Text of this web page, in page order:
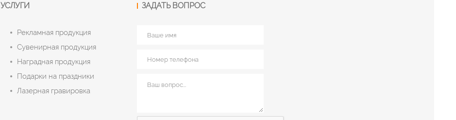
УСЛУГИ
Рекламная продукция
Сувенирная продукция
Наградная продукция
Подарки на праздники
Лазерная гравировка
ЗАДАТЬ ВОПРОС